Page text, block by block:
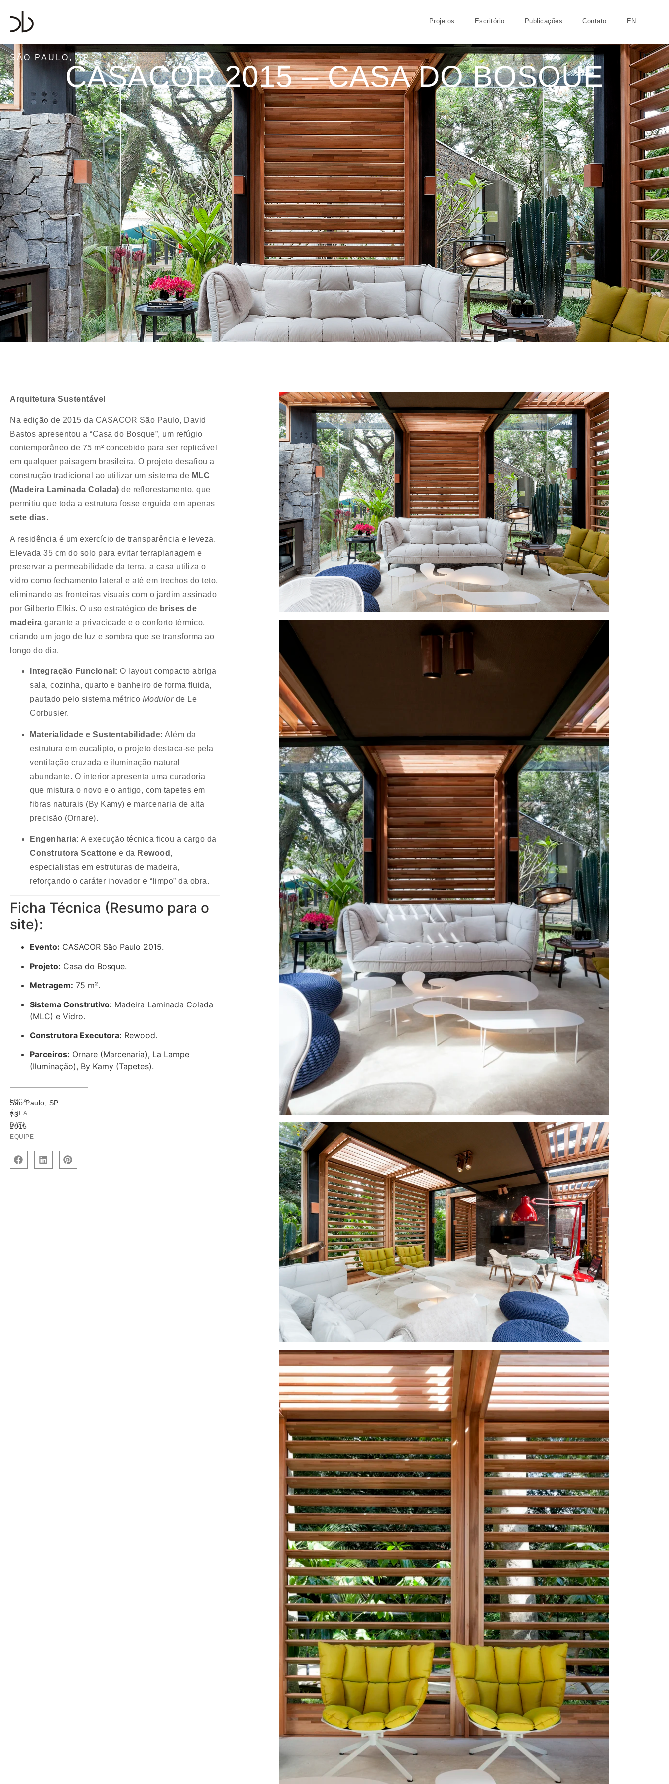
Projetos Escritório Publicações Contato EN
SÃO PAULO, SP
CASACOR 2015 – CASA DO BOSQUE
Arquitetura Sustentável
Na edição de 2015 da CASACOR São Paulo, David
Bastos apresentou a “Casa do Bosque”, um refúgio
contemporâneo de 75 m² concebido para ser replicável
em qualquer paisagem brasileira. O projeto desafiou a
construção tradicional ao utilizar um sistema de MLC
(Madeira Laminada Colada) de reflorestamento, que
permitiu que toda a estrutura fosse erguida em apenas
sete dias.
A residência é um exercício de transparência e leveza.
Elevada 35 cm do solo para evitar terraplanagem e
preservar a permeabilidade da terra, a casa utiliza o
vidro como fechamento lateral e até em trechos do teto,
eliminando as fronteiras visuais com o jardim assinado
por Gilberto Elkis. O uso estratégico de brises de
madeira garante a privacidade e o conforto térmico,
criando um jogo de luz e sombra que se transforma ao
longo do dia.
Integração Funcional: O layout compacto abriga
sala, cozinha, quarto e banheiro de forma fluida,
pautado pelo sistema métrico Modulorde Le
Corbusier.
Materialidade e Sustentabilidade: Além da
estrutura em eucalipto, o projeto destaca-se pela
ventilação cruzada e iluminação natural
abundante. O interior apresenta uma curadoria
que mistura o novo e o antigo, com tapetes em
fibras naturais (By Kamy) e marcenaria de alta
precisão (Ornare).
Engenharia: A execução técnica ficou a cargo da
Construtora Scattone e da Rewood ,
especialistas em estruturas de madeira,
reforçando o caráter inovador e “limpo” da obra.
Ficha Técnica (Resumo para o
site):
Evento: CASACOR São Paulo 2015.
Projeto: Casa do Bosque.
Metragem: 75 m².
Sistema Construtivo: Madeira Laminada Colada
(MLC) e Vidro.
Construtora Executora: Rewood.
Parceiros: Ornare (Marcenaria), La Lampe
(Iluminação), By Kamy (Tapetes).
LOCAL
São Paulo, SP
ÁREA
73
DATA
2015
EQUIPE